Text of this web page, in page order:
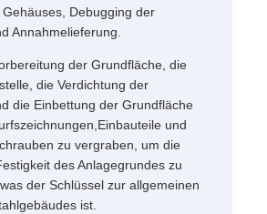
Debugging der
Annahmelieferung.
der Grundfläche, die
die Verdichtung der
die Einbettung der Grundfläche
und
zu vergraben, um die
des Anlagegrundes zu
der Schlüssel zur allgemeinen
ist.